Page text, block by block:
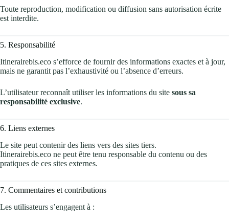
Toute reproduction, modification ou diffusion sans autorisation écrite
est interdite.
5. Responsabilité
Itinerairebis.eco s’efforce de fournir des informations exactes et à jour,
mais ne garantit pas l’exhaustivité ou l’absence d’erreurs.
L’utilisateur reconnaît utiliser les informations du site sous sa
responsabilité exclusive.
6. Liens externes
Le site peut contenir des liens vers des sites tiers.
Itinerairebis.eco ne peut être tenu responsable du contenu ou des
pratiques de ces sites externes.
7. Commentaires et contributions
Les utilisateurs s’engagent à :